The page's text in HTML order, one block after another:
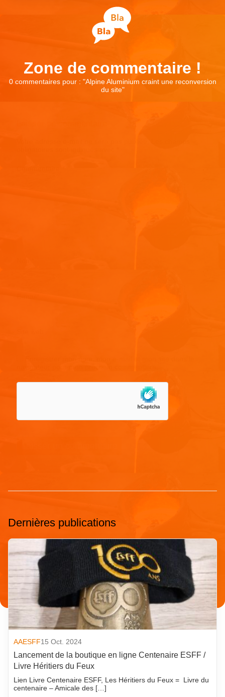
Zone de commentaire !
0 commentaires pour : "Alpine Aluminium craint une reconversion
du site"
Dernières publications
AAESFF15 Oct. 2024
Lancement de la boutique en ligne Centenaire ESFF /
Livre Héritiers du Feux
Lien Livre Centenaire ESFF, Les Héritiers du Feux = Livre du
centenaire – Amicale des […]